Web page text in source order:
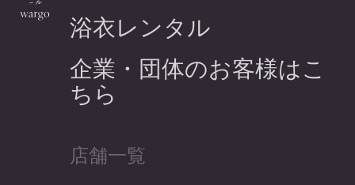
浴衣レンタル
企業・団体のお客様はこ
ちら
店舗一覧